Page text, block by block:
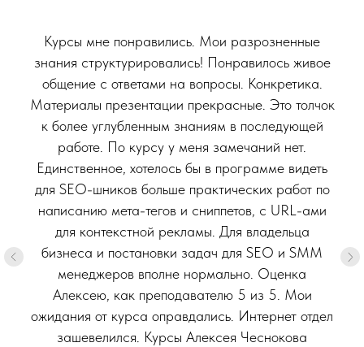
Курсы мне понравились. Мои разрозненные
знания структурировались! Понравилось живое
общение c ответами на вопросы. Конкретика.
Материалы презентации прекрасные. Это толчок
к более углубленным знаниям в последующей
работе. По курсу у меня замечаний нет.
Единственное, хотелось бы в программе видеть
для SEO-шников больше практических работ по
написанию мета-тегов и сниппетов, с URL-ами
для контекстной рекламы. Для владельца
бизнеса и постановки задач для SEO и SMM
менеджеров вполне нормально. Оценка
Алексею, как преподавателю 5 из 5. Мои
ожидания от курса оправдались. Интернет отдел
зашевелился. Курсы Алексея Чеснокова